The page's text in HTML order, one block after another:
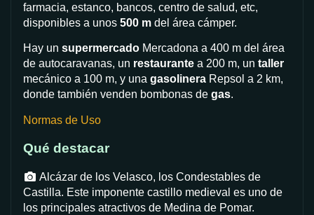
farmacia, estanco, bancos, centro de salud, etc,
disponibles a unos 500 m del área cámper.
Hay un supermercado Mercadona a 400 m del área
de autocaravanas, un restaurante a 200 m, un taller
mecánico a 100 m, y una gasolinera Repsol a 2 km,
donde también venden bombonas de gas.
Normas de Uso
Qué destacar
Alcázar de los Velasco, los Condestables de
Castilla. Este imponente castillo medieval es uno de
los principales atractivos de Medina de Pomar.